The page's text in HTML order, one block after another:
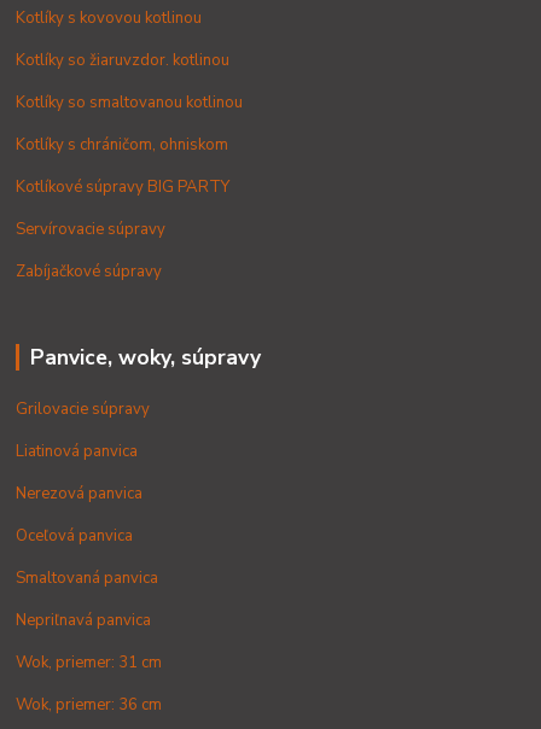
Kotlíky s kovovou kotlinou
Kotlíky so žiaruvzdor. kotlinou
Kotlíky so smaltovanou kotlinou
Kotlíky s chráničom, ohniskom
Kotlíkové súpravy BIG PARTY
Servírovacie súpravy
Zabíjačkové súpravy
Panvice, woky, súpravy
Grilovacie súpravy
Liatinová panvica
Nerezová panvica
Oceľová panvica
Smaltovaná panvica
Nepriľnavá panvica
Wok, priemer: 31 cm
Wok, priemer: 36 cm